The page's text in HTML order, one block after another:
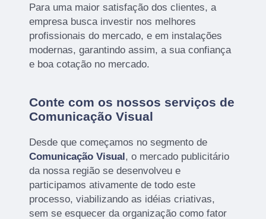
Para uma maior satisfação dos clientes, a
empresa busca investir nos melhores
profissionais do mercado, e em instalações
modernas, garantindo assim, a sua confiança
e boa cotação no mercado.
Conte com os nossos serviços de
Comunicação Visual
Desde que começamos no segmento de
Comunicação Visual, o mercado publicitário
da nossa região se desenvolveu e
participamos ativamente de todo este
processo, viabilizando as idéias criativas,
sem se esquecer da organização como fator